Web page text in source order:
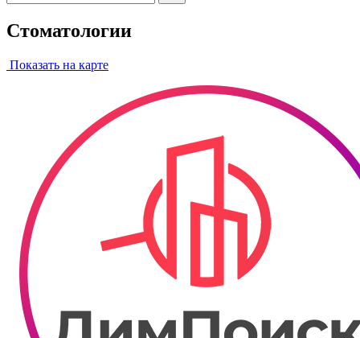
Стоматологии
Показать на карте